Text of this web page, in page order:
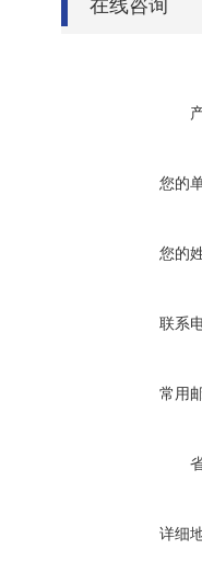
在线咨询
您的
您的
联系
常用
详细